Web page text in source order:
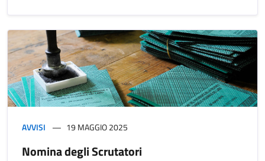
AVVISI 19 MAGGIO 2025
Nomina degli Scrutatori